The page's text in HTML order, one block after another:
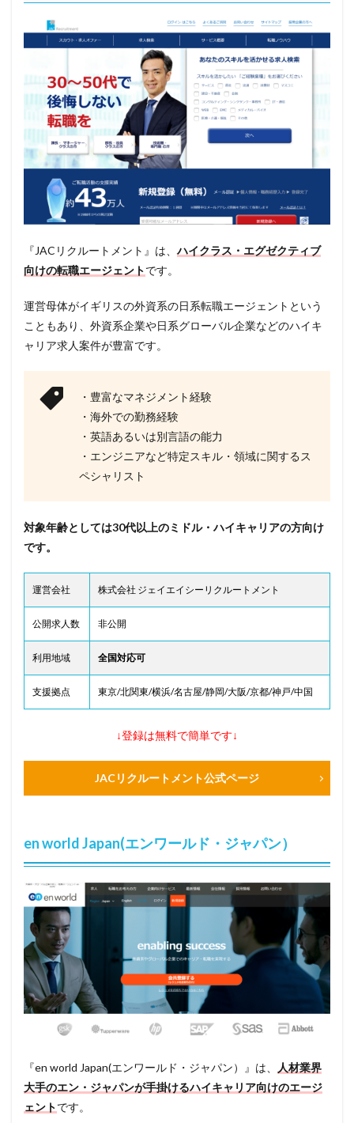
『JACリクルートメント』は、ハイクラス・エグゼクティブ
向けの転職エージェントです。
運営母体がイギリスの外資系の日系転職エージェントという
こともあり、外資系企業や日系グローバル企業などのハイキ
ャリア求人案件が豊富です。
・豊富なマネジメント経験
・海外での勤務経験
・英語あるいは別言語の能力
・エンジニアなど特定スキル・領域に関するス
ペシャリスト
対象年齢としては30代以上のミドル・ハイキャリアの方向け
です。
運営会社 株式会社 ジェイエイシーリクルートメント
公開求人数 非公開
利用地域 全国対応可
支援拠点 東京/北関東/横浜/名古屋/静岡/大阪/京都/神戸/中国
↓登録は無料で簡単です↓
JACリクルートメント公式ページ
en world Japan(エンワールド・ジャパン）
『en world Japan(エンワールド・ジャパン）』は、
人材業界
大手のエン・ジャパンが手掛けるハイキャリア向けのエージ
ェントです。